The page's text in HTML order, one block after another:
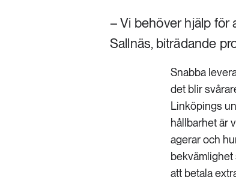
– Vi behöver hjälp för
Sallnäs, biträdande
Snabba
det blir
Linköpings
hållbarhet är
agerar och
bekvämlighet
att betala